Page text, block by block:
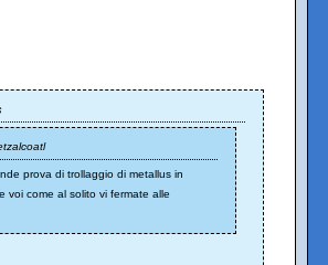
prova di trollaggio di metallus in
voi come al solito vi fermate alle